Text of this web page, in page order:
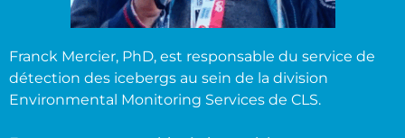
Franck Mercier, PhD, est responsable du service de
détection des icebergs au sein de la division
Environmental Monitoring Services de CLS.